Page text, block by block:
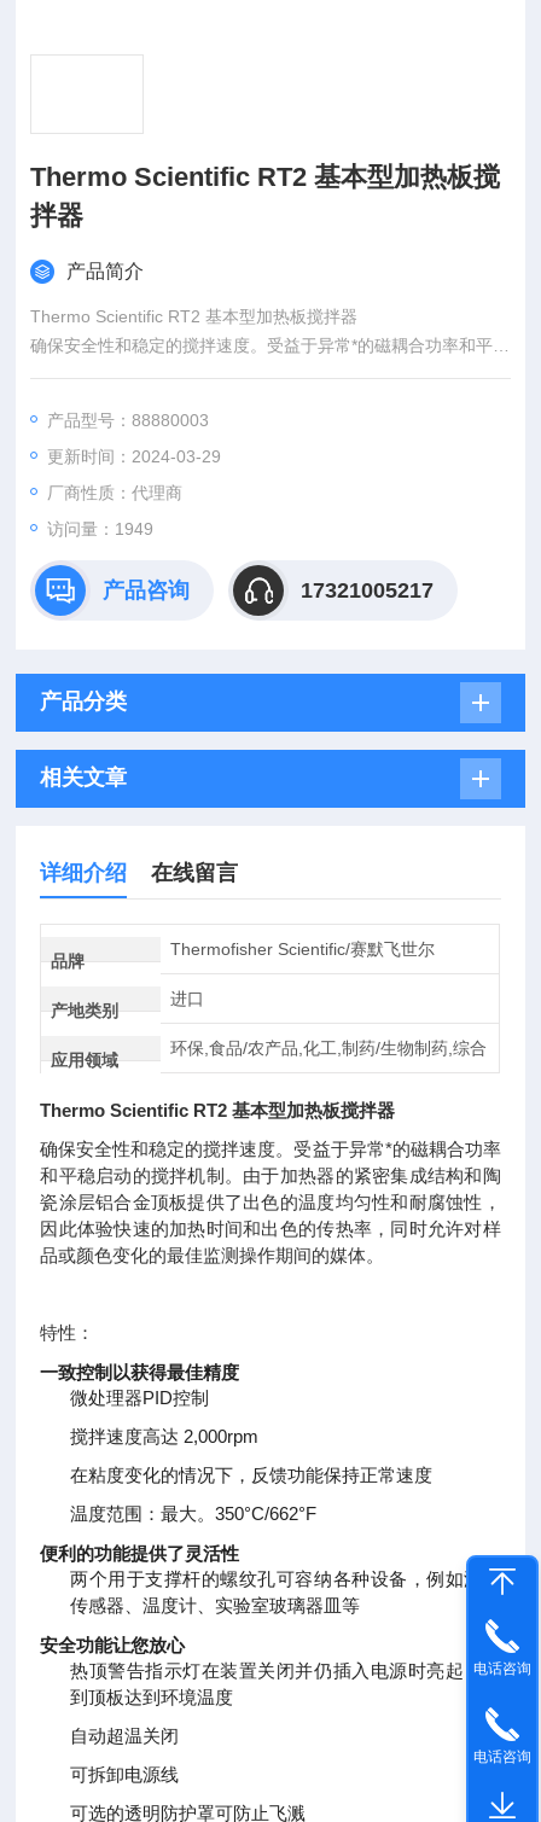
Thermo Scientific RT2 基本型加热板搅
拌器
产品简介
Thermo Scientific RT2 基本型加热板搅拌器
确保安全性和稳定的搅拌速度。受益于异常*的磁耦合功率和平稳
启动的搅拌机制。由于加热器的紧密集成结构和陶瓷涂层铝合金
时间和出色的传热率，同时允许对样品或颜色变化的最佳监测操
作期间的媒体。
产品型号：88880003
更新时间：2024-03-29
厂商性质：代理商
访问量：1949
产品咨询 17321005217
产品分类
相关文章
详细介绍 在线留言
品牌
Thermofisher Scientific/赛默飞世尔
产地类别
进口
应用领域
环保,食品/农产品,化工,制药/生物制药,综合
Thermo Scientific RT2 基本型加热板搅拌器
确保安全性和稳定的搅拌速度。受益于异常*的磁耦合功率
和平稳启动的搅拌机制。由于加热器的紧密集成结构和陶
瓷涂层铝合金顶板提供了出色的温度均匀性和耐腐蚀性，
因此体验快速的加热时间和出色的传热率，同时允许对样
品或颜色变化的最佳监测操作期间的媒体。
特性：
一致控制以获得最佳精度
微处理器PID控制
搅拌速度高达 2,000rpm
在粘度变化的情况下，反馈功能保持正常速度
温度范围：最大。350°C/662°F
便利的功能提供了灵活性
两个用于支撑杆的螺纹孔可容纳各种设备，例如温度
传感器、温度计、实验室玻璃器皿等
安全功能让您放心
热顶警告指示灯在装置关闭并仍插入电源时亮起，直
到顶板达到环境温度
自动超温关闭
可拆卸电源线
可选的透明防护罩可防止飞溅
电话咨询
电话咨询